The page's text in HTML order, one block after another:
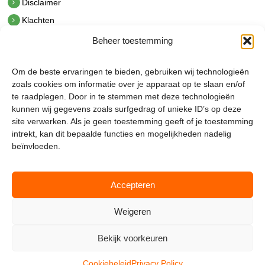
Beheer toestemming
Om de beste ervaringen te bieden, gebruiken wij technologieën
zoals cookies om informatie over je apparaat op te slaan en/of
te raadplegen. Door in te stemmen met deze technologieën
kunnen wij gegevens zoals surfgedrag of unieke ID’s op deze
site verwerken. Als je geen toestemming geeft of je toestemming
intrekt, kan dit bepaalde functies en mogelijkheden nadelig
beïnvloeden.
Accepteren
Weigeren
Bekijk voorkeuren
Disclaimer
Klachten
hetindustriehuis B.V.
De Hoek 1 1601 MR Enkhuizen
t.0228 53 00 40
e.info@hetindustriehuis.com
KVK 51483904
BTW NL850044522B01